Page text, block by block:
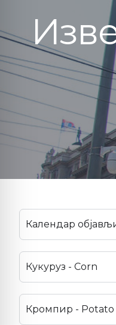
Календар
Кукуруз - Corn
Кромпир - Potato